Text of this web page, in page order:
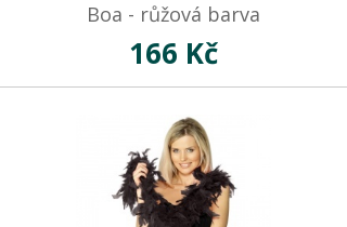
Boa - růžová barva
166 Kč